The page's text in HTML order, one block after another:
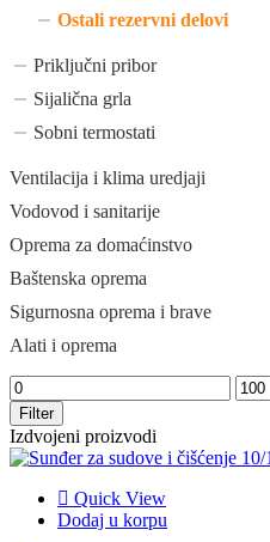
Ostali rezervni delovi
Priključni pribor
Sijalična grla
Sobni termostati
Ventilacija i klima uredjaji
Vodovod i sanitarije
Oprema za domaćinstvo
Baštenska oprema
Sigurnosna oprema i brave
Alati i oprema
Filter
Izdvojeni proizvodi
Quick View
Dodaj u korpu